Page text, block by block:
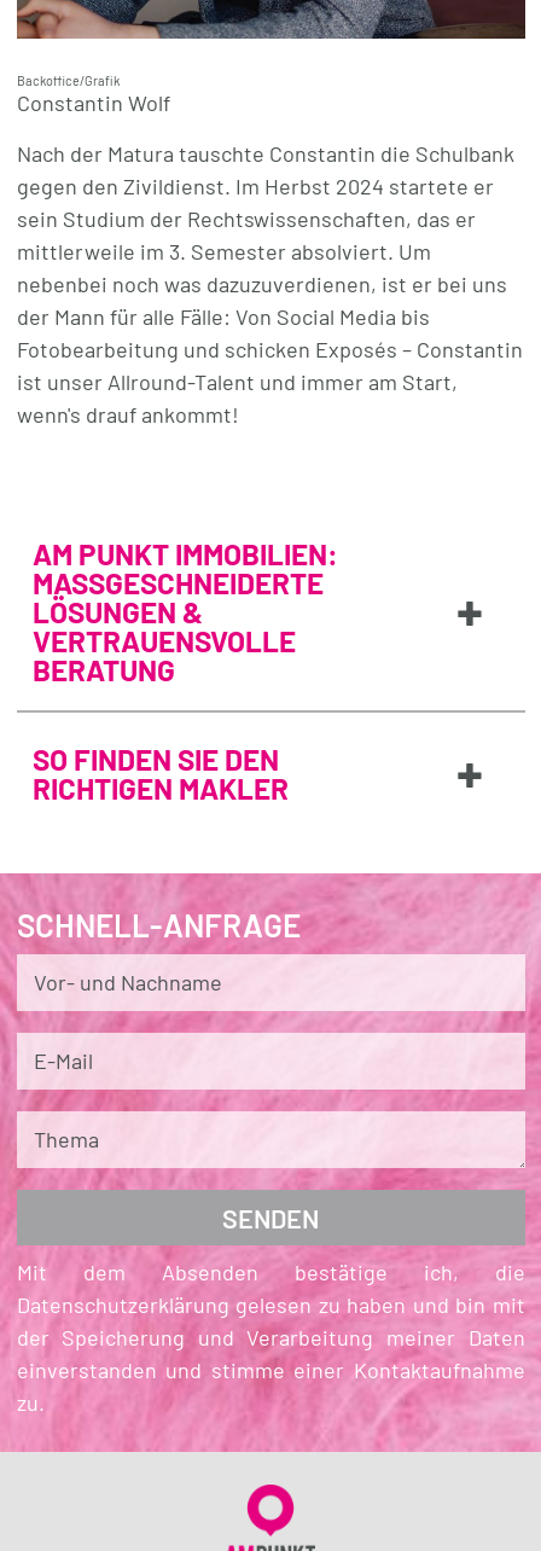
Backoffice/Grafik
Constantin Wolf
Nach der Matura tauschte Constantin die Schulbank
gegen den Zivildienst. Im Herbst 2024 startete er
sein Studium der Rechtswissenschaften, das er
mittlerweile im 3. Semester absolviert. Um
nebenbei noch was dazuzuverdienen, ist er bei uns
der Mann für alle Fälle: Von Social Media bis
Fotobearbeitung und schicken Exposés – Constantin
ist unser Allround-Talent und immer am Start,
wenn's drauf ankommt!
AM PUNKT IMMOBILIEN:
MASSGESCHNEIDERTE L
ÖSUNGEN & V
ERTRAUENSVOLLE B
ERATUNG
+
SO FINDEN SIE DEN
RICHTIGEN MAKLER
+
SCHNELL-ANFRAGE
Vor- und Nachname
E-Mail
Thema
Mit dem Absenden bestätige ich, die
Datenschutzerklärung gelesen zu haben und bin mit
der Speicherung und Verarbeitung meiner Daten
einverstanden und stimme einer Kontaktaufnahme
zu.